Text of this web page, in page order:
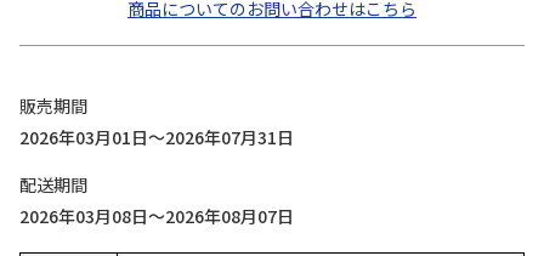
商品についてのお問い合わせはこちら
販売期間
2026年03月01日～2026年07月31日
配送期間
2026年03月08日～2026年08月07日